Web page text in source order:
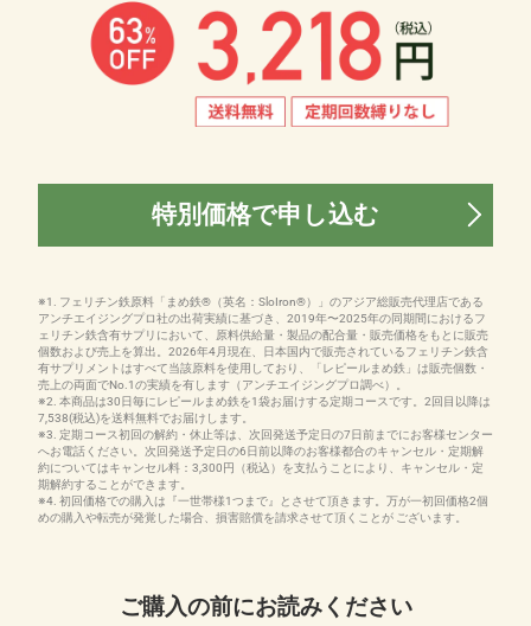
特別価格で申し込む
※1. フェリチン鉄原料「まめ鉄®（英名：SloIron®）」のアジア総販売代理店である
アンチエイジングプロ社の出荷実績に基づき、2019年〜2025年の同期間におけるフ
ェリチン鉄含有サプリにおいて、原料供給量・製品の配合量・販売価格をもとに販売
個数および売上を算出。2026年4月現在、日本国内で販売されているフェリチン鉄含
有サプリメントはすべて当該原料を使用しており、「レピールまめ鉄」は販売個数・
売上の両面でNo.1の実績を有します（アンチエイジングプロ調べ）。
※2. 本商品は30日毎にレピールまめ鉄を1袋お届けする定期コースです。2回目以降は
7,538(税込)を送料無料でお届けします。
※3. 定期コース初回の解約・休止等は、次回発送予定日の7日前までにお客様センター
へお電話ください。次回発送予定日の6日前以降のお客様都合のキャンセル・定期解
約についてはキャンセル料：3,300円（税込）を支払うことにより、キャンセル・定
期解約することができます。
※4. 初回価格での購入は『一世帯様1つまで』とさせて頂きます。万が一初回価格2個
めの購入や転売が発覚した場合、損害賠償を請求させて頂くことが ございます。
ご購入の前にお読みください